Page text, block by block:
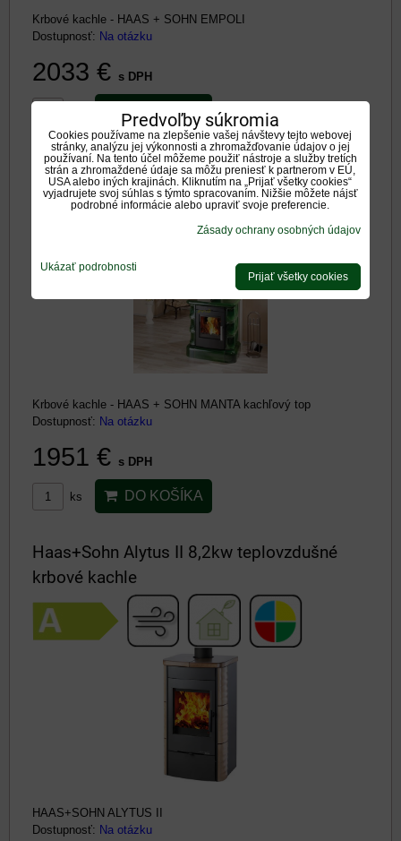
Krbové kachle - HAAS + SOHN EMPOLI
Dostupnosť: Na otázku
2033 € s DPH
DO KOŠÍKA
Haas+Sohn Manta zelená kachľový top
7,2kw teplovzdušné krbové kachle
Krbové kachle - HAAS + SOHN MANTA kachľový top
Dostupnosť: Na otázku
1951 € s DPH
ks DO KOŠÍKA
Haas+Sohn Alytus II 8,2kw teplovzdušné
krbové kachle
HAAS+SOHN ALYTUS II
Dostupnosť: Na otázku
Predvoľby súkromia
Cookies používame na zlepšenie vašej návštevy tejto webovej
stránky, analýzu jej výkonnosti a zhromažďovanie údajov o jej
používaní. Na tento účel môžeme použiť nástroje a služby tretích
strán a zhromaždené údaje sa môžu preniesť k partnerom v EÚ,
USA alebo iných krajinách. Kliknutím na „Prijať všetky cookies“
vyjadrujete svoj súhlas s týmto spracovaním. Nižšie môžete nájsť
podrobné informácie alebo upraviť svoje preferencie.
Zásady ochrany osobných údajov
Ukázať podrobnosti
Prijať všetky cookies